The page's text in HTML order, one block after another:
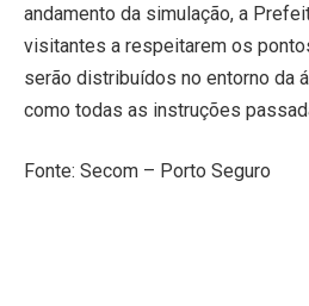
andamento da simulação, a
visitantes a respeitarem os
serão distribuídos no entorno da
como todas as instruções
Fonte: Secom – Porto Seguro